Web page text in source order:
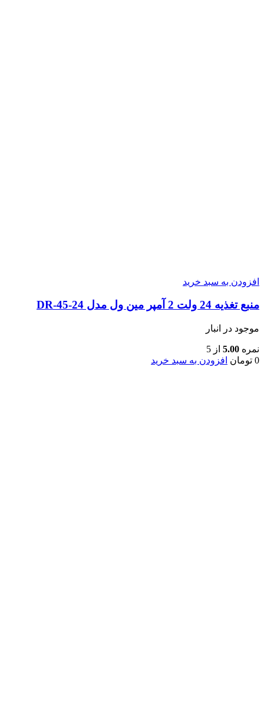
افزودن به سبد خرید
منبع تغذیه 24 ولت 2 آمپر مین ول مدل DR-45-24
موجود در انبار
نمره 5.00 از 5
0 تومان افزودن به سبد خرید